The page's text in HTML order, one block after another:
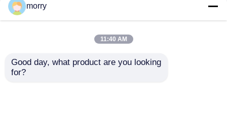
morry
11:40 AM
Good day, what product are you looking
for?